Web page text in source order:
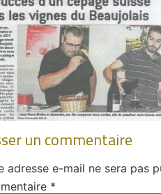
un commentaire
adresse e-mail ne sera pas
*